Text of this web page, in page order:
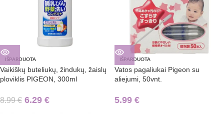
IŠPARDUOTA
Vaikiškų buteliukų, žindukų, žaislų
ploviklis PIGEON, 300ml
8.99€ 6.29 €
IŠPARDUOTA
Vatos pagaliukai Pigeon su
aliejumi, 50vnt.
5.99 €